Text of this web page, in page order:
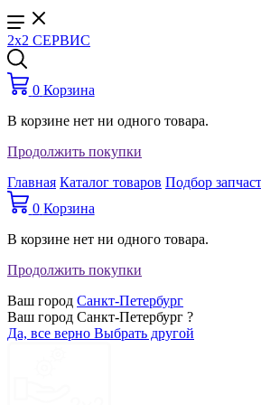
2x2 СЕРВИС
0 Корзина
В корзине нет ни одного товара.
Продолжить покупки
Главная Каталог товаров Подбор
0 Корзина
В корзине нет ни одного товара.
Продолжить покупки
Ваш город Санкт-Петербург
Ваш город Санкт-Петербург ?
Да, все верно Выбрать другой